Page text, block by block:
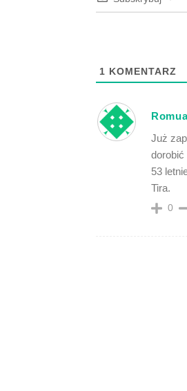
1 KOMENTARZ
Już
53
Tira.
0